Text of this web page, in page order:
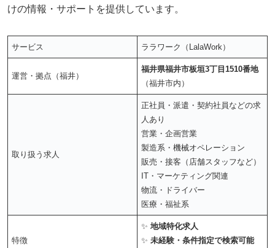
けの情報・サポートを提供しています。
サービス ララワーク（LalaWork）
運営・拠点（福井）
福井県福井市板垣3丁目1510番地
（福井市内）
取り扱う求人
正社員・派遣・契約社員などの求
人あり
営業・企画営業
製造系・機械オペレーション
販売・接客（店舗スタッフなど）
IT・マーケティング関連
物流・ドライバー
医療・福祉系
特徴
✨地域特化求人
✨未経験・条件指定で検索可能